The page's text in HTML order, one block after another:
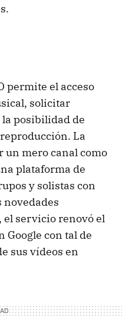
permite el acceso
solicitar
posibilidad de
La
un mero canal como
plataforma de
y solistas con
novedades
el servicio renovó el
Google con tal de
sus vídeos en